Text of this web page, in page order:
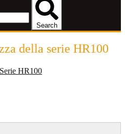
Search
della serie HR100
Serie HR100